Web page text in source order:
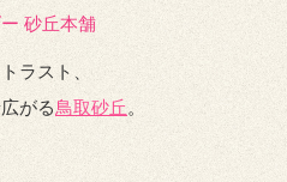
砂丘本舗
ラスト、
がる鳥取砂丘。